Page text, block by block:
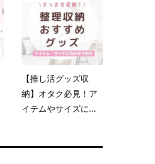
【推し活グッズ収
納】オタク必見！ア
イテムやサイズに...